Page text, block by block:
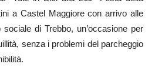
a Castel Maggiore con arrivo alle
di Trebbo, un’occasione per
senza i problemi del parcheggio